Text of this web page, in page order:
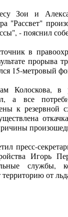
Зои и
"Рассвет"
- пояснил
в
прорыва
15-метровый
Колоскова, в
а все
к резервной
пресс-
Игорь
службы,
от